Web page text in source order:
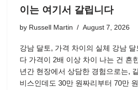
이는 여기서 갈립니다
by Russell Martin August 7, 2026
강남 달토, 가격 차이의 실체 강남
다 가격이 2배 이상 차이 나는 건 흔
년간 현장에서 상담한 경험으로는,
비스인데도 30만 원짜리부터 70만